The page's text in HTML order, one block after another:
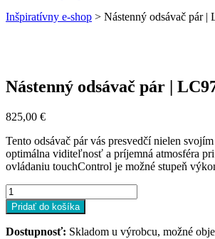
Inšpiratívny e-shop > Nástenný odsávač pár |
Nástenný odsávač pár |
825,00 €
Tento odsávač pár vás presvedčí nielen
optimálna viditeľnosť a príjemná atmosféra
ovládaniu touchControl je možné stupeň
množstvo
Nástenný
odsávač
pár
Pridať do košíka
Dostupnosť: Skladom u výrobcu, možné